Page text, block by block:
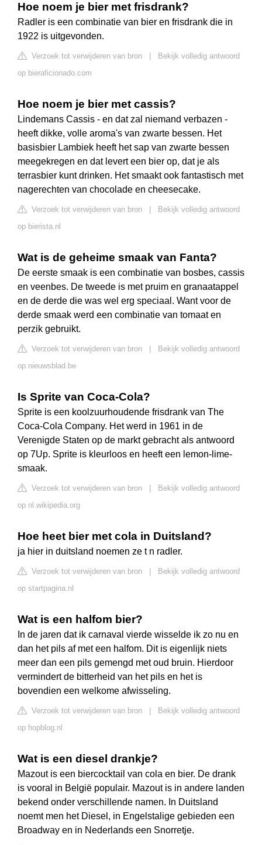
Hoe noem je bier met frisdrank?
Radler is een combinatie van bier en frisdrank die in
1922 is uitgevonden.
Verzoek tot verwijderen van bron
Bekijk volledig antwoord
op bieraficionado.com
Hoe noem je bier met cassis?
Lindemans Cassis - en dat zal niemand verbazen -
heeft dikke, volle aroma's van zwarte bessen. Het
basisbier Lambiek heeft het sap van zwarte bessen
meegekregen en dat levert een bier op, dat je als
terrasbier kunt drinken. Het smaakt ook fantastisch met
nagerechten van chocolade en cheesecake.
Verzoek tot verwijderen van bron
Bekijk volledig antwoord
op bierista.nl
Wat is de geheime smaak van Fanta?
De eerste smaak is een combinatie van bosbes, cassis
en veenbes. De tweede is met pruim en granaatappel
en de derde die was wel erg speciaal. Want voor de
derde smaak werd een combinatie van tomaat en
perzik gebruikt.
Verzoek tot verwijderen van bron
Bekijk volledig antwoord
op nieuwsblad.be
Is Sprite van Coca-Cola?
Sprite is een koolzuurhoudende frisdrank van The
Coca-Cola Company. Het werd in 1961 in de
Verenigde Staten op de markt gebracht als antwoord
op 7Up. Sprite is kleurloos en heeft een lemon-lime-
smaak.
Verzoek tot verwijderen van bron
Bekijk volledig antwoord
op nl.wikipedia.org
Hoe heet bier met cola in Duitsland?
ja hier in duitsland noemen ze t n radler.
Verzoek tot verwijderen van bron
Bekijk volledig antwoord
op startpagina.nl
Wat is een halfom bier?
In de jaren dat ik carnaval vierde wisselde ik zo nu en
dan het pils af met een halfom. Dit is eigenlijk niets
meer dan een pils gemengd met oud bruin. Hierdoor
vermindert de bitterheid van het pils en het is
bovendien een welkome afwisseling.
Verzoek tot verwijderen van bron
Bekijk volledig antwoord
op hopblog.nl
Wat is een diesel drankje?
Mazout is een biercocktail van cola en bier. De drank
is vooral in België populair. Mazout is in andere landen
bekend onder verschillende namen. In Duitsland
noemt men het Diesel, in Engelstalige gebieden een
Broadway en in Nederlands een Snorretje.